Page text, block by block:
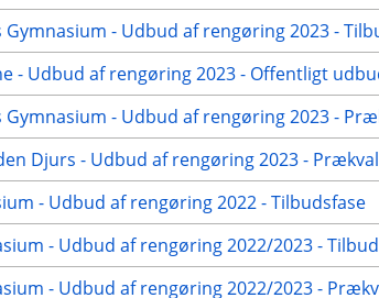
- Udbud af rengøring 2023 -
- Udbud af rengøring 2023 - Offentligt
Gymnasium - Udbud af rengøring 2023 -
Djurs - Udbud af rengøring 2023 -
- Udbud af rengøring 2022 - Tilbudsfase
- Udbud af rengøring 2022/2023 -
- Udbud af rengøring 2022/2023 -